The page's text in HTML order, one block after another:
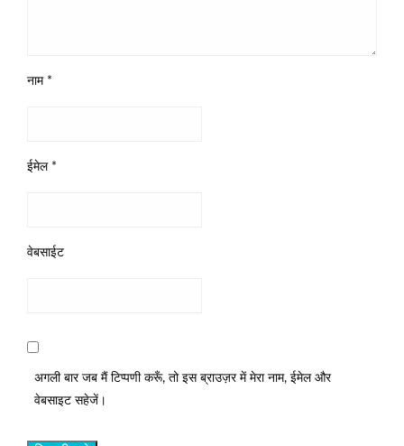
नाम *
ईमेल *
वेबसाईट
अगली बार जब मैं टिप्पणी करूँ, तो इस ब्राउज़र में मेरा नाम, ईमेल और
वेबसाइट सहेजें।